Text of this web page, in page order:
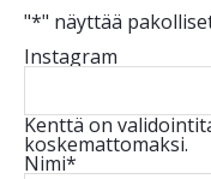
"*" näyttää
Instagram
Kenttä on
koskemattomaksi.
Nimi*